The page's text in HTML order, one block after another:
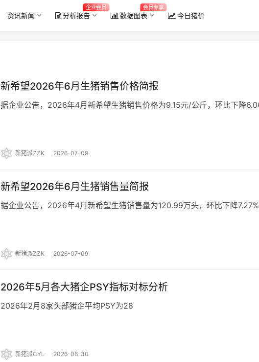
资讯新闻 分析报告
企业会员
数据图表
会员专享
今日猪价
新希望2026年6月生猪销售价格简报
据企业公告，2026年4月新希望生猪销售价格为9.15元/公斤，环比下降
新猪派ZZK 2026-07-09
新希望2026年6月生猪销售量简报
据企业公告，2026年4月新希望生猪销售量为120.99万头，环比下降7.27%
新猪派ZZK 2026-07-09
2026年5月各大猪企PSY指标对标分析
2026年2月8家头部猪企平均PSY为28
新猪派CYL 2026-06-30